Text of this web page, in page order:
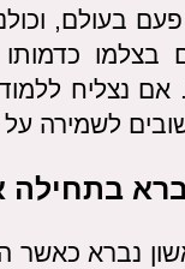
בעולם,
בצלמו
נצליח ללמוד
לשמירה על
נברא כאשר